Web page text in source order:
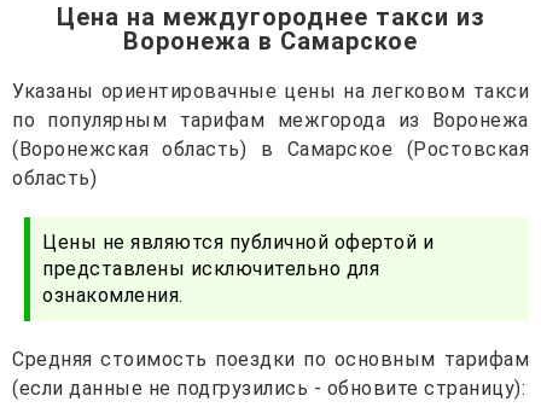
Цена на междугороднее такси из
Воронежа в Самарское
Указаны ориентировачные цены на легковом такси
по популярным тарифам межгорода из Воронежа
(Воронежская область) в Самарское (Ростовская
область)
Цены не являются публичной офертой и
представлены исключительно для
ознакомления.
Средняя стоимость поездки по основным тарифам
(если данные не подгрузились - обновите страницу):